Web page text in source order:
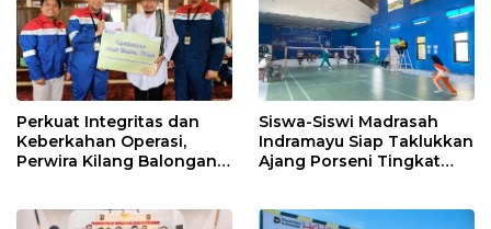
Perkuat Integritas dan
Keberkahan Operasi,
Perwira Kilang Balongan
Siswa-Siswi Madrasah
Indramayu Siap Taklukkan
Ajang Porseni Tingkat